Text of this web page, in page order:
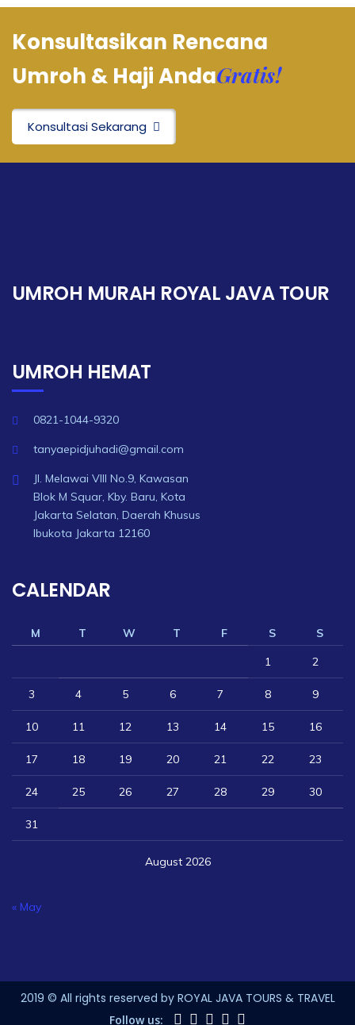
Konsultasikan Rencana
Umroh & Haji AndaGratis!
Konsultasi Sekarang
UMROH MURAH ROYAL JAVA TOUR
UMROH HEMAT
0821-1044-9320
tanyaepidjuhadi@gmail.com
Jl. Melawai VIII No.9, Kawasan
Blok M Squar, Kby. Baru, Kota
Jakarta Selatan, Daerah Khusus
Ibukota Jakarta 12160
CALENDAR
August 2026
M T W T F S
S
1
2
3 4 5 6 7 8 9
10 11 12 13 14 15 16
17 18 19 20 21 22 23
24 25 26 27 28 29 30
31
« May
2019 © All rights reserved by ROYAL JAVA TOURS & TRAVEL
Follow us: